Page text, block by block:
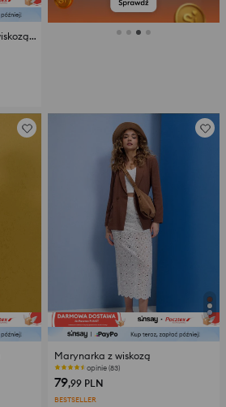
Kamizelka garniturowa z wiskozą i domieszką lnu
Marynarka z wiskozą
opinie (83)
79,99 PLN
BESTSELLER